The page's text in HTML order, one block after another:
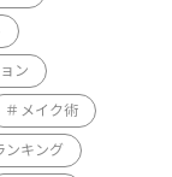
ン
メイク術
ンキング